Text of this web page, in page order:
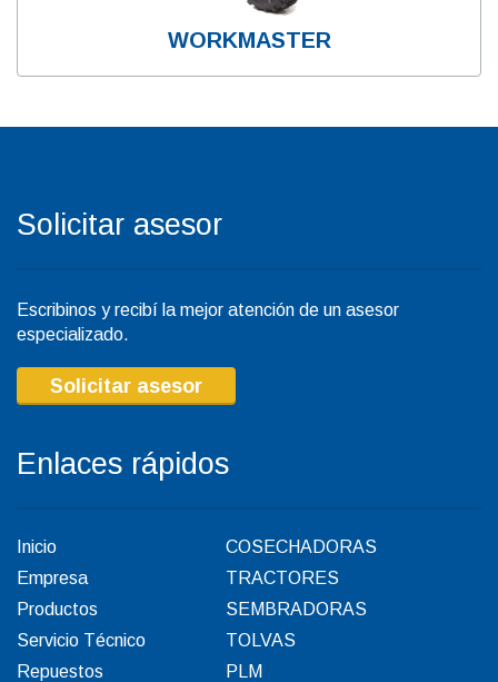
WORKMASTER
Solicitar asesor
Escribinos y recibí la mejor atención de un asesor
especializado.
Solicitar asesor
Enlaces rápidos
Inicio
Empresa
Productos
Servicio Técnico
Repuestos
COSECHADORAS
TRACTORES
SEMBRADORAS
TOLVAS
PLM